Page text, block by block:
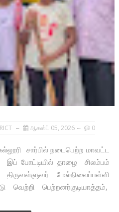
ஆகஸ்ட் 05, 2026 0
சார்பில் நடைபெற்ற மாவட்ட
இப் போட்டியில் தாழை சிலம்பம்
மேல்நிலைப்பள்ளி
பெற்றனர்குடியாத்தம்,